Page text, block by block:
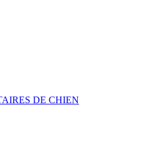
DE CHIEN